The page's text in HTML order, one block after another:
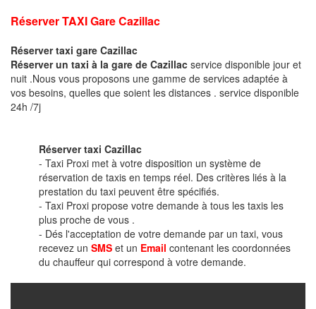
Réserver TAXI Gare Cazillac
Réserver taxi gare Cazillac
Réserver un taxi à la gare de Cazillac service disponible jour et
nuit .Nous vous proposons une gamme de services adaptée à
vos besoins, quelles que soient les distances . service disponible
24h /7j
Réserver taxi Cazillac
- Taxi Proxi met à votre disposition un système de
réservation de taxis en temps réel. Des critères liés à la
prestation du taxi peuvent être spécifiés.
- Taxi Proxi propose votre demande à tous les taxis les
plus proche de vous .
- Dés l'acceptation de votre demande par un taxi, vous
recevez un SMS et un Email contenant les coordonnées
du chauffeur qui correspond à votre demande.